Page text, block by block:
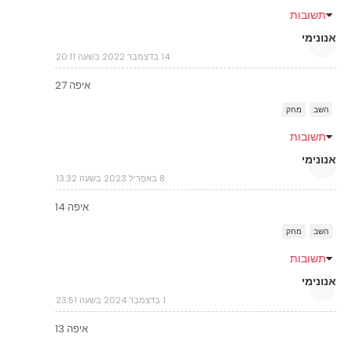
תשובות
אנונימי
14 בדצמבר 2022 בשעה 20:11
איפה 27
השב מחק
תשובות
אנונימי
8 באפריל 2023 בשעה 13:32
איפה 14
השב מחק
תשובות
אנונימי
1 בדצמבר 2024 בשעה 23:51
איפה 13